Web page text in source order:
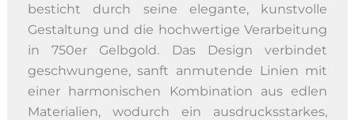
besticht durch seine elegante, kunstvolle
Gestaltung und die hochwertige Verarbeitung
in 750er Gelbgold. Das Design verbindet
geschwungene, sanft anmutende Linien mit
einer harmonischen Kombination aus edlen
Materialien, wodurch ein ausdrucksstarkes,